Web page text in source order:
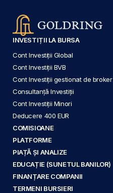
INVESTIȚII LA BURSA
Cont Investiții Global
Cont Investiții BVB
Cont Investiții gestionat de broker
Consultanță Investiții
Cont Investiții Minori
Deducere 400 EUR
COMISIOANE
PLATFORME
PIAȚĂ ȘI ANALIZE
EDUCAȚIE (SUNETUL BANILOR)
FINANȚARE COMPANII
TERMENI BURSIERI